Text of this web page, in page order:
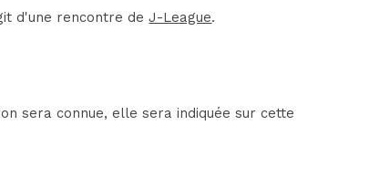
d'une rencontre deJ-League.
sera connue, elle sera indiquée sur cette